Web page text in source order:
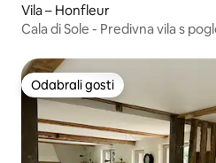
Vila – Honfleur
Cala di Sole - Predivna vila s
Odabrali gosti
Odabrali gosti